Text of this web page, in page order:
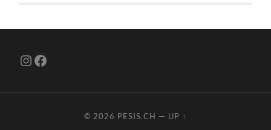
Instagram
Facebook
© 2026 PESIS.CH — UP ↑